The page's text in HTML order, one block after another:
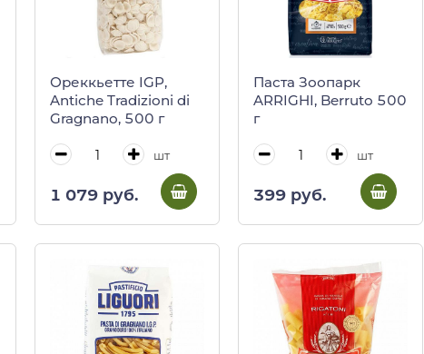
Ореккьетте IGP,
Antiсhe Tradizioni di
Gragnano, 500 г
шт
1 079 руб.
Паста Зоопарк
ARRIGHI, Berruto 500
г
шт
399 руб.